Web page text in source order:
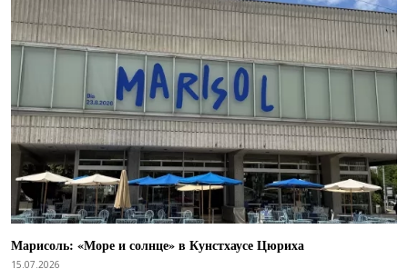
Марисоль: «Море и солнце» в Кунстхаусе Цюриха
15.07.2026